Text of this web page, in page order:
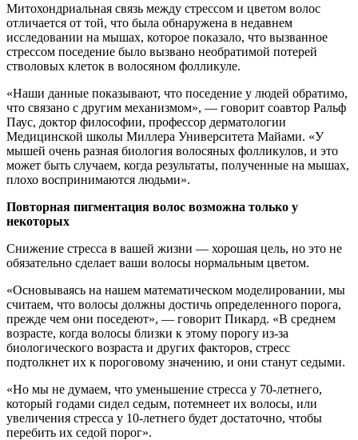
Митохондриальная связь между стрессом и цветом волос
отличается от той, что была обнаружена в недавнем
исследовании на мышах, которое показало, что вызванное
стрессом поседение было вызвано необратимой потерей
стволовых клеток в волосяном фолликуле.
«Наши данные показывают, что поседение у людей обратимо,
что связано с другим механизмом», — говорит соавтор Ральф
Паус, доктор философии, профессор дерматологии
Медицинской школы Миллера Университета Майами. «У
мышей очень разная биология волосяных фолликулов, и это
может быть случаем, когда результаты, полученные на мышах,
плохо воспринимаются людьми».
Повторная пигментация волос возможна только у
некоторых
Снижение стресса в вашей жизни — хорошая цель, но это не
обязательно сделает ваши волосы нормальным цветом.
«Основываясь на нашем математическом моделировании, мы
считаем, что волосы должны достичь определенного порога,
прежде чем они поседеют», — говорит Пикард. «В среднем
возрасте, когда волосы близки к этому порогу из-за
биологического возраста и других факторов, стресс
подтолкнет их к пороговому значению, и они станут седыми.
«Но мы не думаем, что уменьшение стресса у 70-летнего,
который годами сидел седым, потемнеет их волосы, или
увеличения стресса у 10-летнего будет достаточно, чтобы
перебить их седой порог».